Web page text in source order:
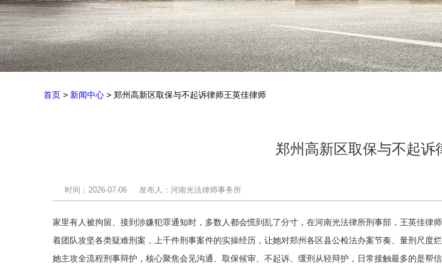
首页 > 新闻中心 > 郑州高新区取保与不起诉律师王英佳律师
郑州高新区取保与不起诉
时间：2026-07-06 发布人：河南光法律师事务所
家里有人被拘留、接到涉嫌犯罪通知时，多数人都会慌到乱了分寸，在河南光法律所刑事部，王英佳
着团队攻坚各类疑难刑案，上千件刑事案件的实操经历，让她对郑州各区县公检法办案节奏、量刑尺度
她主攻全流程刑事辩护，核心聚焦会见沟通、取保候审、不起诉、缓刑从轻辩护，日常接触最多的是帮